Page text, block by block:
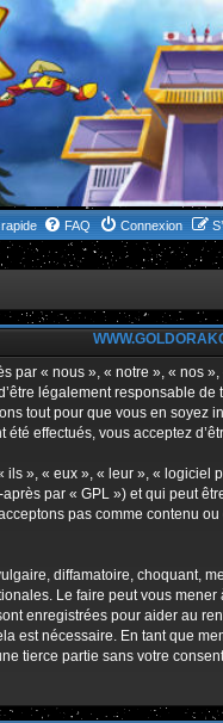
FAQ Connexion
par « nous », « notre », « nos
légalement responsable
tout pour que vous en
été effectués, vous acceptez
», « eux », « leur », «
par « GPL ») et qui peut
pas comme contenu
diffamatoire, choquant,
Le faire peut vous
enregistrées pour aider au
est nécessaire. En tant que
tierce partie sans votre